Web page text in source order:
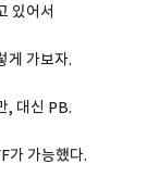
있어서
게 가보자.
, 대신 PB.
가 가능했다.